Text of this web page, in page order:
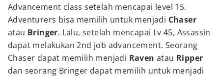
Advancement class setelah mencapai level 15.
Adventurers bisa memilih untuk menjadi Chaser
atau Bringer. Lalu, setelah mencapai Lv 45, Assassin
dapat melakukan 2nd job advancement. Seorang
Chaser dapat memilih menjadi Raven atau Ripper
dan seorang Bringer dapat memilih untuk menjadi